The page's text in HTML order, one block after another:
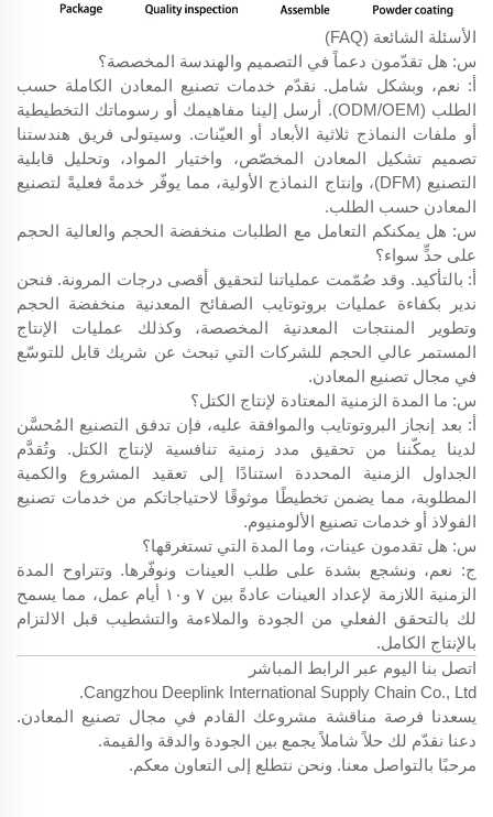
الأسئلة الشائعة (FAQ)
س: هل تقدّمون دعماً في التصميم والهندسة المخصصة؟
أ: نعم، وبشكل شامل. نقدّم خدمات تصنيع المعادن الكاملة حسب
الطلب (ODM/OEM). أرسل إلينا مفاهيمك أو رسوماتك التخطيطية
أو ملفات النماذج ثلاثية الأبعاد أو العيّنات. وسيتولى فريق هندستنا
تصميم تشكيل المعادن المخصّص، واختيار المواد، وتحليل قابلية
التصنيع (DFM)، وإنتاج النماذج الأولية، مما يوفّر خدمةً فعليةً لتصنيع
المعادن حسب الطلب.
س: هل يمكنكم التعامل مع الطلبات منخفضة الحجم والعالية الحجم
على حدٍّ سواء؟
أ: بالتأكيد. وقد صُمّمت عملياتنا لتحقيق أقصى درجات المرونة. فنحن
ندير بكفاءة عمليات بروتوتايب الصفائح المعدنية منخفضة الحجم
وتطوير المنتجات المعدنية المخصصة، وكذلك عمليات الإنتاج
المستمر عالي الحجم للشركات التي تبحث عن شريك قابل للتوسّع
في مجال تصنيع المعادن.
س: ما المدة الزمنية المعتادة لإنتاج الكتل؟
أ: بعد إنجاز البروتوتايب والموافقة عليه، فإن تدفق التصنيع المُحسَّن
لدينا يمكّننا من تحقيق مدد زمنية تنافسية لإنتاج الكتل. وتُقدَّم
الجداول الزمنية المحددة استنادًا إلى تعقيد المشروع والكمية
المطلوبة، مما يضمن تخطيطًا موثوقًا لاحتياجاتكم من خدمات تصنيع
الفولاذ أو خدمات تصنيع الألومنيوم.
س: هل تقدمون عينات، وما المدة التي تستغرقها؟
ج: نعم، ونشجع بشدة على طلب العينات ونوفّرها. وتتراوح المدة
الزمنية اللازمة لإعداد العينات عادةً بين ٧ و١٠ أيام عمل، مما يسمح
لك بالتحقق الفعلي من الجودة والملاءمة والتشطيب قبل الالتزام
بالإنتاج الكامل.
اتصل بنا اليوم عبر الرابط المباشر
Cangzhou Deeplink International Supply Chain Co., Ltd.
يسعدنا فرصة مناقشة مشروعك القادم في مجال تصنيع المعادن.
دعنا نقدّم لك حلاً شاملاً يجمع بين الجودة والدقة والقيمة.
مرحبًا بالتواصل معنا. ونحن نتطلع إلى التعاون معكم.